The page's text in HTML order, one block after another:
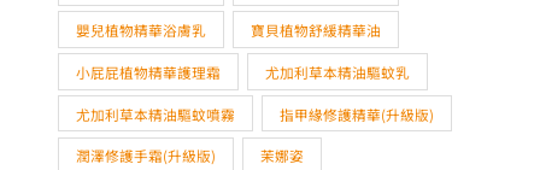
嬰兒植物精華浴膚乳 寶貝植物舒緩精華油
小屁屁植物精華護理霜 尤加利草本精油驅蚊乳
尤加利草本精油驅蚊噴霧 指甲緣修護精華(升級版)
潤澤修護手霜(升級版) 茉娜姿